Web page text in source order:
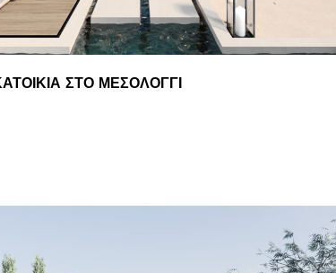
ΣΤΟ ΜΕΣΟΛΌΓΓΙ